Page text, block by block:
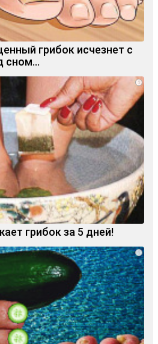
грибок исчезнет с
сном…
i
грибок за 5 дней!
i